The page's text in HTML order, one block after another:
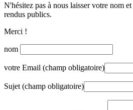
N'hésitez pas à nous laisser votre nom
rendus publics.
Merci !
nom
votre Email (champ obligatoire)
Sujet (champ obligatoire)